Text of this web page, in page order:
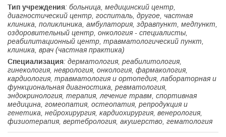
Тип учреждения: больница, медицинский центр,
диагностический центр, госпиталь, другое, частная
клиника, поликлиника, амбулатория, здравпункт, медпункт,
оздоровительный центр, онкология - специалисты,
реабилитационный центр, травматологический пункт,
клиника, врач (частная практика)
Специализация: дерматология, реабилитология,
гинекология, неврология, онкология, фармакология,
кардиология, травматология и ортопедия, лабораторная и
функциональная диагностика, ревматология,
эндокринология, терапия, лечение травм, спортивная
медицина, гомеопатия, остеопатия, репродукция и
генетика, нейрохирургия, кардиохирургия, венерология,
физиотерапия, вертебрология, акушерство, гематология